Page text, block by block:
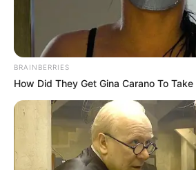
BRAINBERRIES
How Did They Get Gina Carano To